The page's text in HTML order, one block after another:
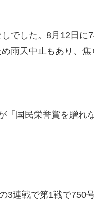
でした。8月12日に
雨天中止もあり、焦
「国民栄誉賞を贈れ
3連戦で第1戦で750